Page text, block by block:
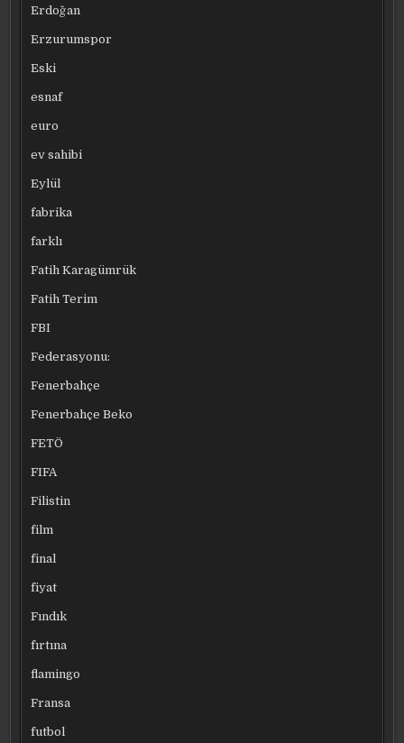
Erdoğan
Erzurumspor
Eski
esnaf
euro
ev sahibi
Eylül
fabrika
farklı
Fatih Karagümrük
Fatih Terim
FBI
Federasyonu:
Fenerbahçe
Fenerbahçe Beko
FETÖ
FIFA
Filistin
film
final
fiyat
Fındık
fırtına
flamingo
Fransa
futbol